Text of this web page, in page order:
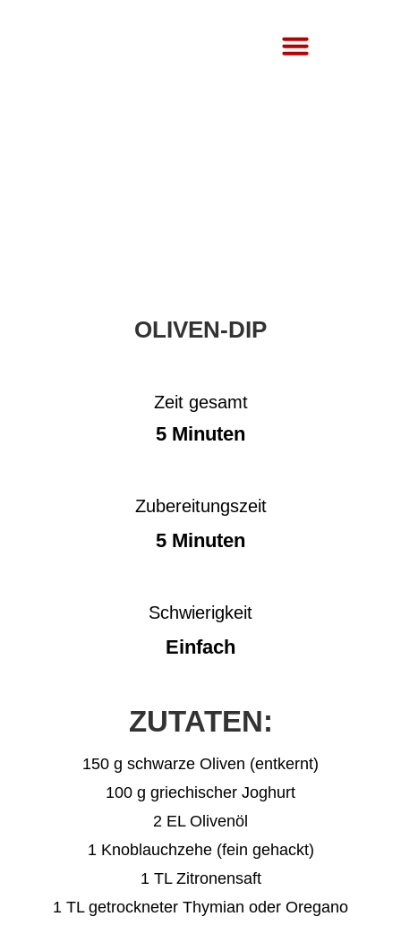
OLIVEN-DIP
Zeit gesamt
5 Minuten
Zubereitungszeit
5 Minuten
Schwierigkeit
Einfach
ZUTATEN:
150 g schwarze Oliven (entkernt)
100 g griechischer Joghurt
2 EL Olivenöl
1 Knoblauchzehe (fein gehackt)
1 TL Zitronensaft
1 TL getrockneter Thymian oder Oregano